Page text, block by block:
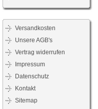
Versandkosten
Unsere AGB's
Vertrag widerrufen
Impressum
Datenschutz
Kontakt
Sitemap